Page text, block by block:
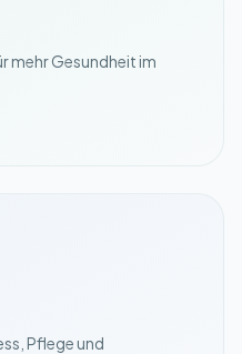
mehr Gesundheit im
Pflege und